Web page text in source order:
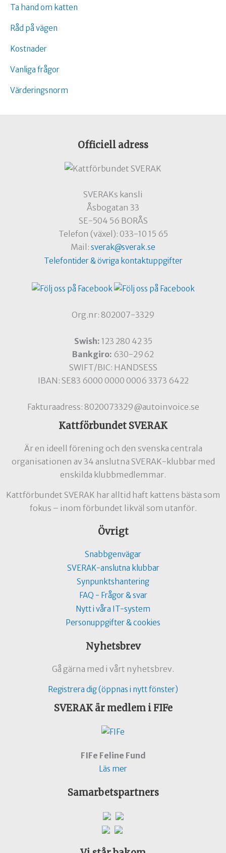
Ta hand om katten
Råd på vägen
Kostnader
Vanliga frågor
Värderingsnorm
Officiell adress
SVERAKs kansli
Åsbogatan 33
SE-504 56 BORÅS
Telefon (växel): 033-10 15 65
Mail: sverak@sverak.se
Telefontider & övriga kontaktuppgifter
Org.nr: 802007-3329
Swish: 123 280 42 35
Bankgiro: 630-2962
SWIFT/BIC: HANDSESS
IBAN: SE83 6000 0000 0006 3373 6422
Fakturaadress: 8020073329@autoinvoice.se
Kattförbundet SVERAK
Är en ideell förening och den svenska centrala
organisationen av 34 anslutna SVERAK-klubbar med
enskilda klubbmedlemmar.
Kattförbundet SVERAK har alltid haft kattens bästa som
fokus – inom förbundet likväl som utanför.
Övrigt
Snabbgenvägar
SVERAK-anslutna klubbar
Synpunktshantering
FAQ - Frågor & svar
Nytt i våra IT-system
Personuppgifter & cookies
Nyhetsbrev
Gå gärna med i vårt nyhetsbrev.
Registrera dig (öppnas i nytt fönster)
SVERAK är medlem i FIFe
FIFe Feline Fund
Läs mer
Samarbetspartners